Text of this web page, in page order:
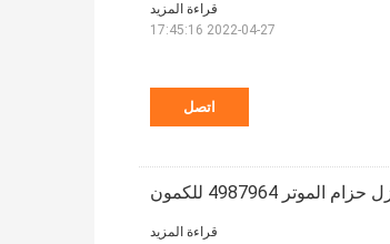
اتصل
قراءة المزيد
2022-04-27 17:45:16
قراءة المزيد